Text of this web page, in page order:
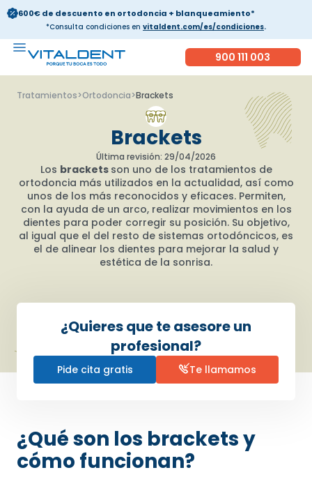
600€ de descuento en ortodoncia + blanqueamiento*
*Consulta condiciones en vitaldent.com/es/condiciones.
900 111 003
Tratamientos>Ortodoncia>Brackets
Brackets
Última revisión: 29/04/2026
Los brackets son uno de los tratamientos de
ortodoncia más utilizados en la actualidad, así como
unos de los más reconocidos y eficaces. Permiten,
con la ayuda de un arco, realizar movimientos en los
dientes para poder corregir su posición. Su objetivo,
al igual que el del resto de sistemas ortodóncicos, es
el de alinear los dientes para mejorar la salud y
estética de la sonrisa.
¿Quieres que te asesore un
profesional?
Pide cita gratis Te llamamos
¿Qué son los brackets y
cómo funcionan?